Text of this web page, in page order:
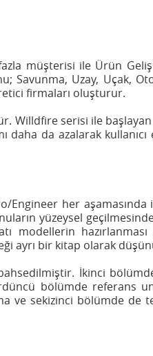
fazla müşterisi ile Ürün
Savunma, Uzay, Uçak,
firmaları oluşturur.
Willdfire serisi ile başlayan
da azalarak kullanıcı
Engineer her
yüzeysel
modellerin hazırlanması
ayrı bir kitap olarak
İkinci
bölümde referans
ve sekizinci bölümde de